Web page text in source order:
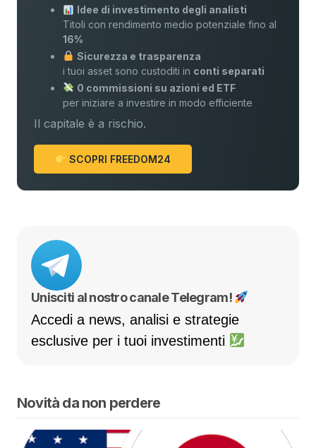
Idee di investimento degli analisti
Titoli con rendimento medio potenziale fino al
16%
Sicurezza e trasparenza
i tuoi asset sono custoditi in conti separati
0 commissioni su azioni ed ETF
per iniziare a investire in modo efficiente
Il capitale è a rischio.
SCOPRI FREEDOM24
Unisciti al nostro canale Telegram!
Accedi a news, analisi e strategie
esclusive per i tuoi investimenti
Novità da non perdere